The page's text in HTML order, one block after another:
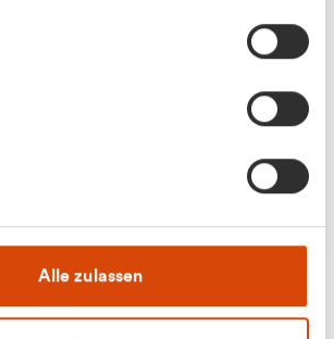
Alle zulassen